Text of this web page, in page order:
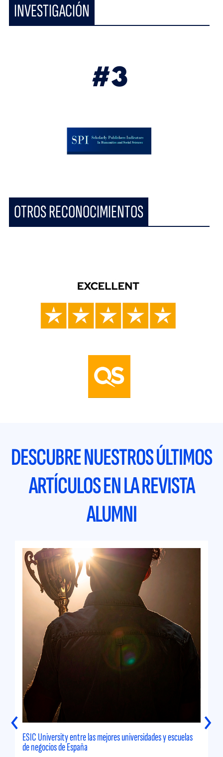
INVESTIGACIÓN
#3
OTROS RECONOCIMIENTOS
DESCUBRE NUESTROS ÚLTIMOS
ARTÍCULOS EN LA REVISTA
ALUMNI
ESIC University entre las mejores universidades y escuelas
de negocios de España
‹ ›